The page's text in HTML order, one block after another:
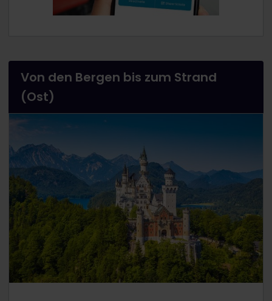
Von den Bergen bis zum Strand
(Ost)